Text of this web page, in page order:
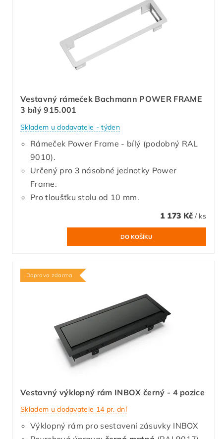
Vestavný rámeček Bachmann POWER FRAME
3 bílý 915.001
Skladem u dodavatele - týden
Rámeček Power Frame - bílý (podobný RAL
9010).
Určený pro 3 násobné jednotky Power
Frame.
Pro tloušťku stolu od 10 mm.
1 173 Kč / ks
Doprava zdarma
Vestavný výklopný rám INBOX černý - 4 pozice
Skladem u dodavatele 14 pr. dní
Výklopný rám pro sestavení zásuvky INBOX